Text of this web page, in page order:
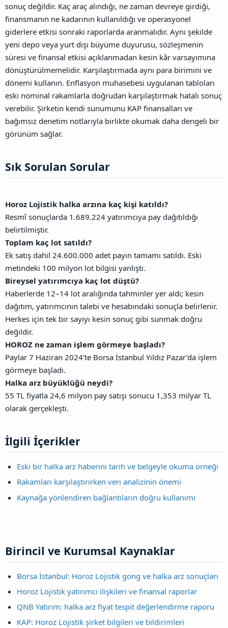
sonuç değildir. Kaç araç alındığı, ne zaman devreye girdiği,
finansmanın ne kadarının kullanıldığı ve operasyonel
giderlere etkisi sonraki raporlarda aranmalıdır. Aynı şekilde
yeni depo veya yurt dışı büyüme duyurusu, sözleşmenin
süresi ve finansal etkisi açıklanmadan kesin kâr varsayımına
dönüştürülmemelidir. Karşılaştırmada aynı para birimini ve
dönemi kullanın. Enflasyon muhasebesi uygulanan tabloları
eski nominal rakamlarla doğrudan karşılaştırmak hatalı sonuç
verebilir. Şirketin kendi sunumunu KAP finansalları ve
bağımsız denetim notlarıyla birlikte okumak daha dengeli bir
görünüm sağlar.
Sık Sorulan Sorular​
Horoz Lojistik halka arzına kaç kişi katıldı?
Resmî sonuçlarda 1.689.224 yatırımcıya pay dağıtıldığı
belirtilmiştir.
Toplam kaç lot satıldı?
Ek satış dahil 24.600.000 adet payın tamamı satıldı. Eski
metindeki 100 milyon lot bilgisi yanlıştı.
Bireysel yatırımcıya kaç lot düştü?
Haberlerde 12–14 lot aralığında tahminler yer aldı; kesin
dağıtım, yatırımcının talebi ve hesabındaki sonuçla belirlenir.
Herkes için tek bir sayıyı kesin sonuç gibi sunmak doğru
değildir.
HOROZ ne zaman işlem görmeye başladı?
Paylar 7 Haziran 2024’te Borsa İstanbul Yıldız Pazar’da işlem
görmeye başladı.
Halka arz büyüklüğü neydi?
55 TL fiyatla 24,6 milyon pay satışı sonucu 1,353 milyar TL
olarak gerçekleşti.
İlgili İçerikler​
Eski bir halka arz haberini tarih ve belgeyle okuma örneği
Rakamları karşılaştırırken veri analizinin önemi
Kaynağa yönlendiren bağlantıların doğru kullanımı
Birincil ve Kurumsal Kaynaklar​
Borsa İstanbul: Horoz Lojistik gong ve halka arz sonuçları
Horoz Lojistik yatırımcı ilişkileri ve finansal raporlar
QNB Yatırım: halka arz fiyat tespit değerlendirme raporu
KAP: Horoz Lojistik şirket bilgileri ve bildirimleri